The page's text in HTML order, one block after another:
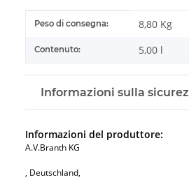
#productDetails.itemValue#
Peso di consegna: 8,80 Kg
Contenuto: 5,00 l
Informazioni sulla
Informazioni del produttore:
A.V.Branth KG
, Deutschland,